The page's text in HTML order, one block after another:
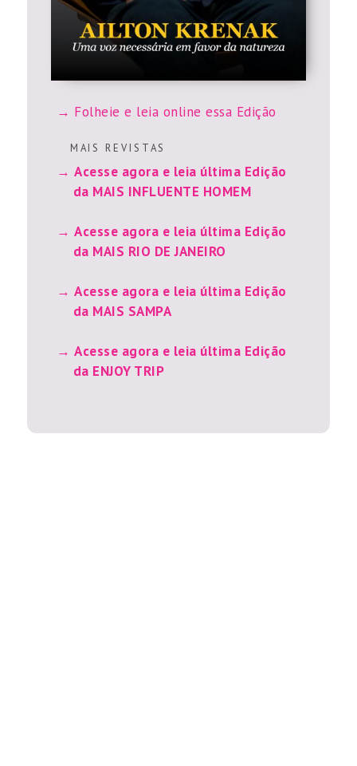
Folheie e leia online essa Edição
M A I S R E V I S T A S
Acesse agora e leia última Edição
da MAIS INFLUENTE HOMEM
Acesse agora e leia última Edição
da MAIS RIO DE JANEIRO
Acesse agora e leia última Edição
da MAIS SAMPA
Acesse agora e leia última Edição
da ENJOY TRIP